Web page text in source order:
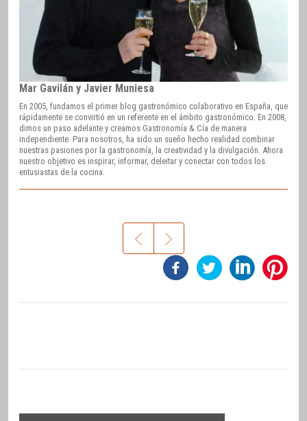
Mar Gavilán y Javier Muniesa
En 2005, fundamos el primer blog gastronómico colaborativo en España, que
rápidamente se convirtió en un referente en el ámbito gastronómico. En 2008,
dimos un paso adelante y creamos Gastronomía & Cía de manera
independiente. Para nosotros, ha sido un sueño hecho realidad combinar
nuestras pasiones por la gastronomía, la creatividad y la divulgación. Ahora
nuestro objetivo es inspirar, informar, deleitar y conectar con todos los
entusiastas de la cocina.